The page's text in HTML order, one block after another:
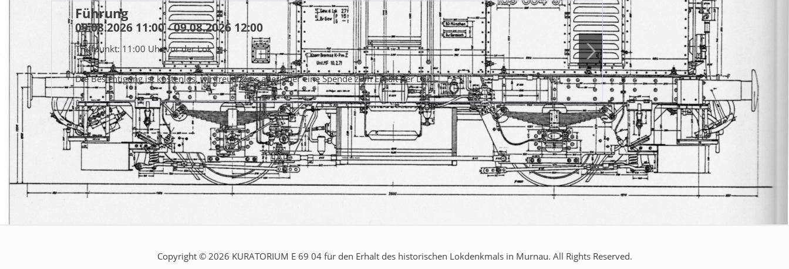
Führung
09.08.2026 11:00 - 09.08.2026 12:00
Treffpunkt: 11:00 Uhr vor der Lok
Die Besichtigung ist kostenlos, wir freuen uns aber über eine Spende zum Erhalt der Lok.
Führung
23.08.2026 11:00 - 23.08.2026
Treffpunkt: 11:00 Uhr vor der Lok
Die Besichtigung ist kostenlos, wir
Copyright © 2026 KURATORIUM E 69 04 für den Erhalt des historischen Lokdenkmals in Murnau. All Rights Reserved.